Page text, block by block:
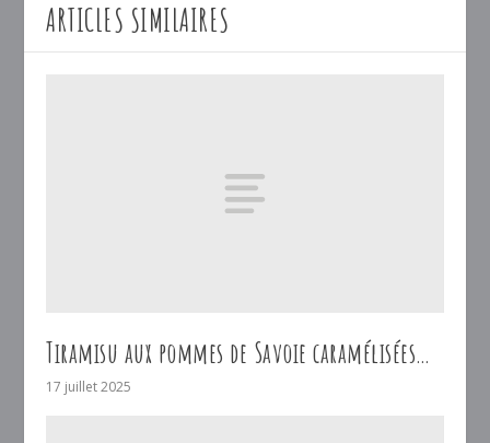
ARTICLES SIMILAIRES
Tiramisu aux pommes de Savoie caramélisées…
17 juillet 2025